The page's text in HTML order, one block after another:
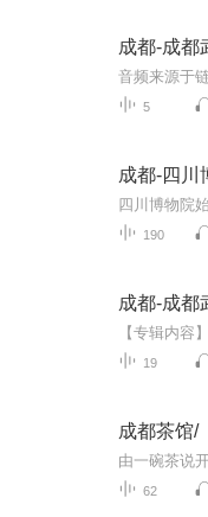
成都-成都
5
成都-四川
190
成都-成都
19
62